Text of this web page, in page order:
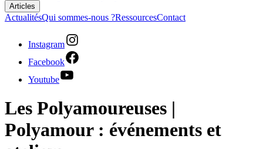
Articles
ActualitésQui sommes-nous ?RessourcesContact
Instagram
Facebook
Youtube
Les Polyamoureuses |
Polyamour : événements et